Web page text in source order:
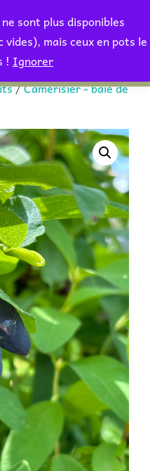
sont plus disponibles
mais ceux en pots le
! Ignorer
Rechercher :
/Camérisier - baie de